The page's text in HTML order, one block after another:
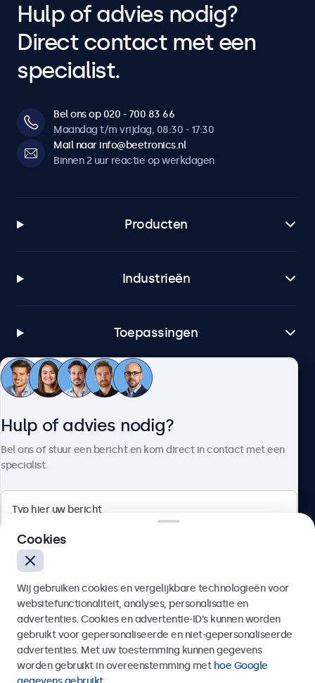
Hulp of advies nodig?
Direct contact met een
specialist.
Bel ons op 020 - 700 83 66
Maandag t/m vrijdag, 08:30 - 17:30
Mail naar info@beetronics.nl
Binnen 2 uur reactie op werkdagen
Producten
Industrieën
Toepassingen
Klantenservice
4.8/5 door 5000+ bedrijven
Nederlands
Hulp of advies nodig?
Bel ons of stuur een bericht en kom direct in contact met een
specialist.
Verzenden
Of bel ons op
Cookies
Wij gebruiken cookies en vergelijkbare technologieën voor
websitefunctionaliteit, analyses, personalisatie en
advertenties. Cookies en advertentie-ID’s kunnen worden
gebruikt voor gepersonaliseerde en niet-gepersonaliseerde
advertenties. Met uw toestemming kunnen gegevens
worden gebruikt in overeenstemming met hoe Google